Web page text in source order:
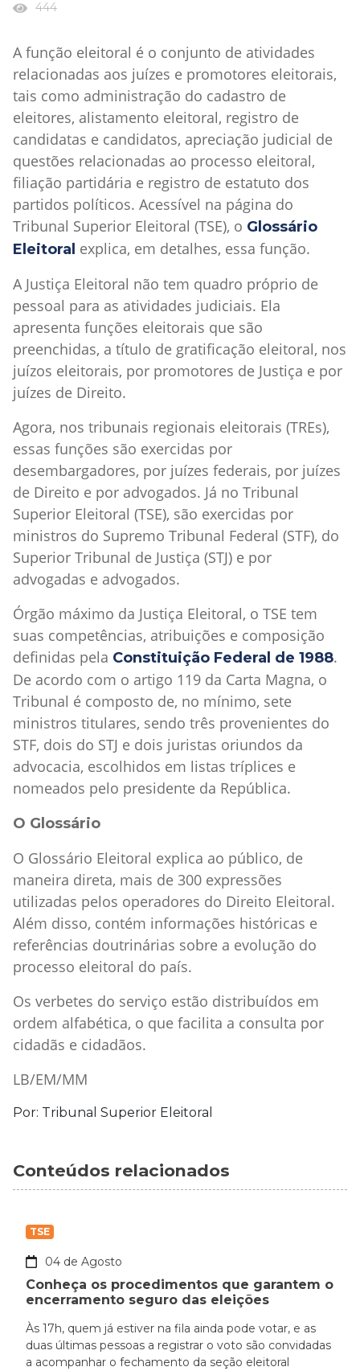
444
A função eleitoral é o conjunto de atividades
relacionadas aos juízes e promotores eleitorais,
tais como administração do cadastro de
eleitores, alistamento eleitoral, registro de
candidatas e candidatos, apreciação judicial de
questões relacionadas ao processo eleitoral,
filiação partidária e registro de estatuto dos
partidos políticos. Acessível na página do
Tribunal Superior Eleitoral (TSE), o Glossário
Eleitoral explica, em detalhes, essa função.
A Justiça Eleitoral não tem quadro próprio de
pessoal para as atividades judiciais. Ela
apresenta funções eleitorais que são
preenchidas, a título de gratificação eleitoral, nos
juízos eleitorais, por promotores de Justiça e por
juízes de Direito.
Agora, nos tribunais regionais eleitorais (TREs),
essas funções são exercidas por
desembargadores, por juízes federais, por juízes
de Direito e por advogados. Já no Tribunal
Superior Eleitoral (TSE), são exercidas por
ministros do Supremo Tribunal Federal (STF), do
Superior Tribunal de Justiça (STJ) e por
advogadas e advogados.
Órgão máximo da Justiça Eleitoral, o TSE tem
suas competências, atribuições e composição
definidas pela Constituição Federal de 1988.
De acordo com o artigo 119 da Carta Magna, o
Tribunal é composto de, no mínimo, sete
ministros titulares, sendo três provenientes do
STF, dois do STJ e dois juristas oriundos da
advocacia, escolhidos em listas tríplices e
nomeados pelo presidente da República.
O Glossário
O Glossário Eleitoral explica ao público, de
maneira direta, mais de 300 expressões
utilizadas pelos operadores do Direito Eleitoral.
Além disso, contém informações históricas e
referências doutrinárias sobre a evolução do
processo eleitoral do país.
Os verbetes do serviço estão distribuídos em
ordem alfabética, o que facilita a consulta por
cidadãs e cidadãos.
LB/EM/MM
Por: Tribunal Superior Eleitoral
Conteúdos relacionados
TSE
04 de Agosto
Conheça os procedimentos que garantem o
encerramento seguro das eleições
Às 17h, quem já estiver na fila ainda pode votar, e as
duas últimas pessoas a registrar o voto são convidadas
a acompanhar o fechamento da seção eleitoral